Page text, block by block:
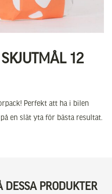
12
Perfekt att ha i bilen
en slät yta för bästa resultat.
DESSA PRODUKTER